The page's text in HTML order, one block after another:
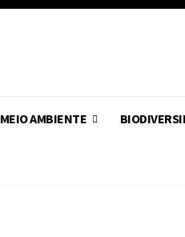
MEIO AMBIENTE